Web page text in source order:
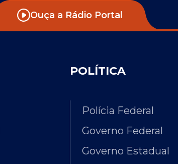
Ouça a Rádio Portal
POLÍTICA
Polícia Federal
Governo Federal
Governo Estadual